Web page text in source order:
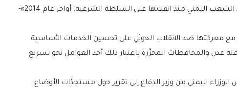
الإجرامية وممارساتها الإرهابية ضد الشعب اليمني منذ انقلابها على السلطة الشرعية، أواخر عام 2014»-
معركتها ضد الانقلاب الحوثي على تحسين الخدمات الأساسية
عدن والمحافظات المحرَّرة باعتبار ذلك أحد العوامل نحو تسريع
اليمني من وزير الدفاع إلى تقرير حول مستجدّات الأوضاع